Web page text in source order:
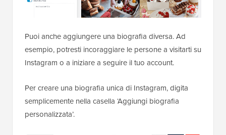
Puoi anche aggiungere una biografia diversa. Ad
esempio, potresti incoraggiare le persone a visitarti su
Instagram o a iniziare a seguire il tuo account.
Per creare una biografia unica di Instagram, digita
semplicemente nella casella ‘Aggiungi biografia
personalizzata’.